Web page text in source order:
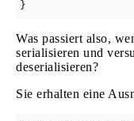
Was passiert also,
serialisieren und
deserialisieren?
Sie erhalten eine